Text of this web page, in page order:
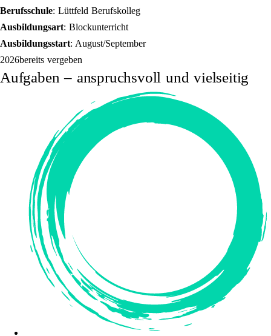
Berufsschule: Lüttfeld Berufskolleg
Ausbildungsart: Blockunterricht
Ausbildungsstart: August/September
2026bereits vergeben
Aufgaben – anspruchsvoll und vielseitig